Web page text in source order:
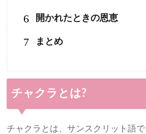
6 開かれたときの恩恵
7 まとめ
チャクラとは?
チャクラとは、サンスクリット語